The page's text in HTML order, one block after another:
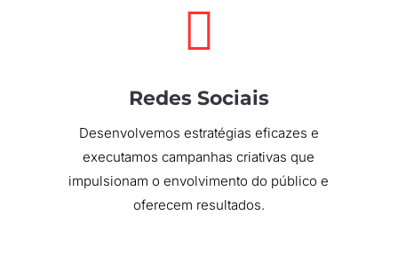

Redes Sociais
Desenvolvemos estratégias eficazes e
executamos campanhas criativas que
impulsionam o envolvimento do público e
oferecem resultados.